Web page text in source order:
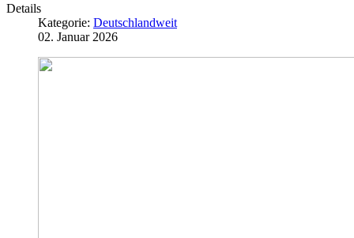
Details
Kategorie: Deutschlandweit
02. Januar 2026